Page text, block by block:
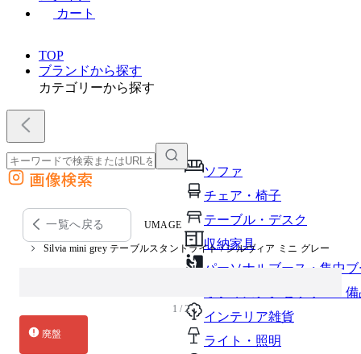
カート
TOP
ブランドから探す
カテゴリーから探す
ソファ
チェア・椅子
テーブル・デスク
収納家具
パーソナルブース・集中
オフィスアクセサリー・
インテリア雑貨
ライト・照明
外部サイトの商品をカートに追加
他のサイトで見つけた商品ページのURLを貼り付けて、カートに追加できます
画像検索
一覧へ戻る UMAGE
Silvia mini grey テーブルスタンドライト / シルヴィア ミニ グレー
1 / 2
廃盤